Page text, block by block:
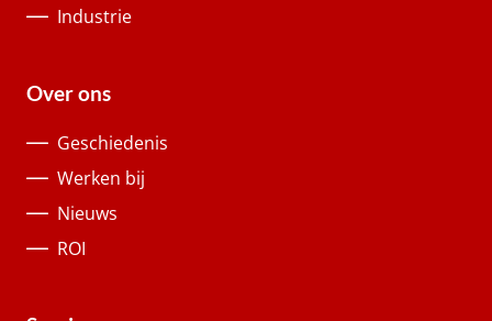
Industrie
Over ons
Geschiedenis
Werken bij
Nieuws
ROI